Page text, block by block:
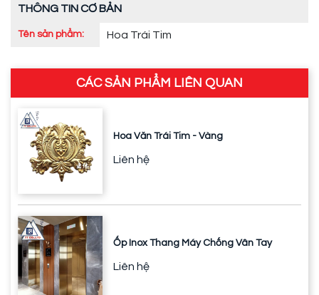
THÔNG TIN CƠ BẢN
Tên sản phẩm: Hoa Trái Tim
CÁC SẢN PHẨM LIÊN QUAN
Hoa Văn Trái Tim - Vàng
Liên hệ
Ốp Inox Thang Máy Chống Vân Tay
Liên hệ